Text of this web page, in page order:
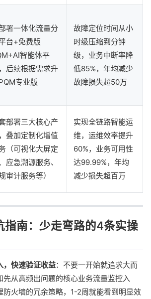
署一体化流量分
台+免费版
智能体平
后续根据需求升
专业版
故障定位时间从小
时级压缩到分钟
级，业务中断率降
低85%，年均减少
故障损失超50万
部署三大核心产
叠加定制化增值
（可视化大屏定
应急溯源服务、
审计服务等）
实现全链路智能运
维，运维效率提升
60%，业务可用性
达99.99%，年均
减少损失超百万
指南：少走弯路的4条实操
，快速验证收益：不要一开始就追求大而
先从高频出问题的核心业务流量监控入
防火墙的冗余策略，1-2周就能看到明显效